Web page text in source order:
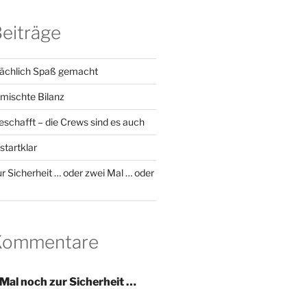
Spaß gemacht
Bilanz
– die Crews sind es auch
Sicherheit … oder zwei Mal … oder
noch zur Sicherheit …